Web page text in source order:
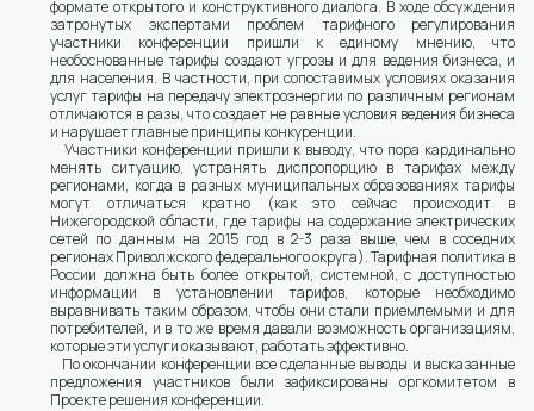
формате открытого и конструктивного диалога. В ходе обсуждения
затронутых экспертами проблем тарифного регулирования
участники конференции пришли к единому мнению, что
необоснованные тарифы создают угрозы и для ведения бизнеса, и
для населения. В частности, при сопоставимых условиях оказания
услуг тарифы на передачу электроэнергии по различным регионам
отличаются в разы, что создает не равные условия ведения бизнеса
и нарушает главные принципы конкуренции.
Участники конференции пришли к выводу, что пора кардинально
менять ситуацию, устранять диспропорцию в тарифах между
регионами, когда в разных муниципальных образованиях тарифы
могут отличаться кратно (как это сейчас происходит в
Нижегородской области, где тарифы на содержание электрических
сетей по данным на 2015 год в 2-3 раза выше, чем в соседних
регионах Приволжского федерального округа). Тарифная политика в
России должна быть более открытой, системной, с доступностью
информации в установлении тарифов, которые необходимо
выравнивать таким образом, чтобы они стали приемлемыми и для
потребителей, и в то же время давали возможность организациям,
которые эти услуги оказывают, работать эффективно.
По окончании конференции все сделанные выводы и высказанные
предложения участников были зафиксированы оргкомитетом в
Проекте решения конференции.